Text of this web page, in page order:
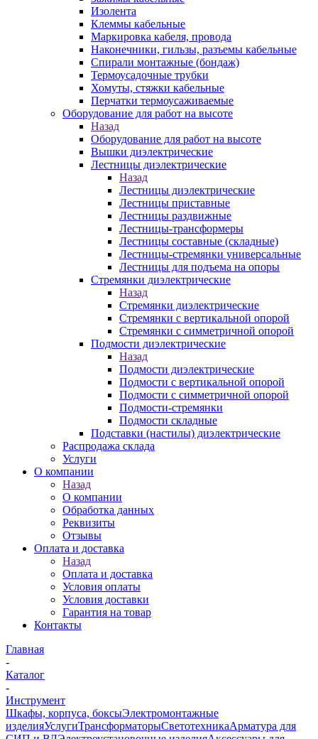
Изолента
Клеммы кабельные
Маркировка кабеля, провода
Наконечники, гильзы, разъемы кабельные
Спирали монтажные (бондаж)
Термоусадочные трубки
Хомуты, стяжки кабельные
Перчатки термоусаживаемые
Оборудование для работ на высоте
Назад
Оборудование для работ на высоте
Вышки диэлектрические
Лестницы диэлектрические
Назад
Лестницы диэлектрические
Лестницы приставные
Лестницы раздвижные
Лестницы-трансформеры
Лестницы составные (складные)
Лестницы-стремянки универсальные
Лестницы для подъема на опоры
Стремянки диэлектрические
Назад
Стремянки диэлектрические
Стремянки с вертикальной опорой
Стремянки с симметричной опорой
Подмости диэлектрические
Назад
Подмости диэлектрические
Подмости с вертикальной опорой
Подмости с симметричной опорой
Подмости-стремянки
Подмости складные
Подставки (настилы) диэлектрические
Распродажа склада
Услуги
О компании
Назад
О компании
Обработка данных
Реквизиты
Отзывы
Оплата и доставка
Назад
Оплата и доставка
Условия оплаты
Условия доставки
Гарантия на товар
Контакты
Главная
-
Каталог
-
Инструмент
Шкафы, корпуса, боксыЭлектромонтажные
изделияУслугиТрансформаторыСветотехникаАрматура для